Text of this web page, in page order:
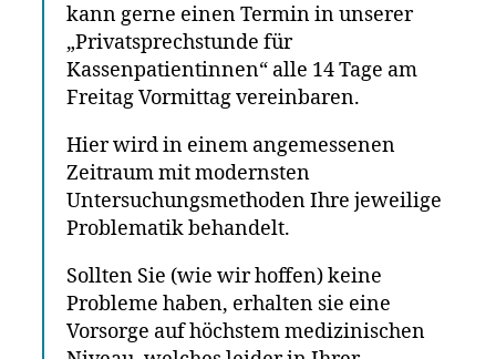
kann gerne einen Termin in unserer
„Privatsprechstunde für
Kassenpatientinnen“ alle 14 Tage am
Freitag Vormittag vereinbaren.
Hier wird in einem angemessenen
Zeitraum mit modernsten
Untersuchungsmethoden Ihre jeweilige
Problematik behandelt.
Sollten Sie (wie wir hoffen) keine
Probleme haben, erhalten sie eine
Vorsorge auf höchstem medizinischen